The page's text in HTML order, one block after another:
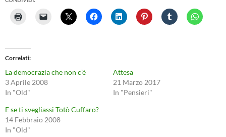
Correlati
La democrazia che non c’è
3 Aprile 2008
In "Old"
Attesa
21 Marzo 2017
In "Pensieri"
E se ti svegliassi Totò Cuffaro?
14 Febbraio 2008
In "Old"